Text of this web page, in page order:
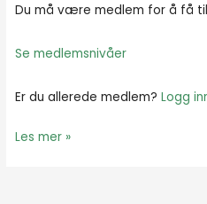
Du må være medlem for å få
Se medlemsnivåer
Er du allerede medlem?Logg
Les mer »